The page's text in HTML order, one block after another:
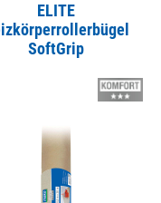
ELITE
SoftGrip